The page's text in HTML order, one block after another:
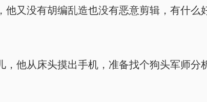
又没有胡编乱造也没有恶意剪辑，有什么
他从床头摸出手机，准备找个狗头军师分